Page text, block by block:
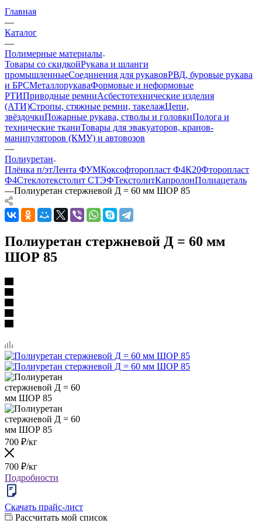
Главная
—
Каталог
—
Полимерные материалы
Товары со скидкойРукава и шланги
промышленныеСоединения для рукавовРВД, буровые рукава
и БРСМеталлорукаваФормовые и неформовые
РТИПриводные ремниАсбестотехнические изделия
(АТИ)Стропы, стяжные ремни, такелажЦепи,
звёздочкиПожарные рукава, стволы и головкиПолога и
технические тканиТовары для эвакуаторов, кранов-
манипуляторов (КМУ) и автовозов
—
Полиуретан
Плёнка п/этЛента ФУМКоксофторопласт Ф4К20Фторопласт
Ф4Стеклотекстолит СТЭФТекстолитКапролонПолиацеталь
—Полиуретан стержневой Д = 60 мм ШОР 85
Полиуретан стержневой Д = 60 мм
ШОР 85
700 ₽/кг
700 ₽/кг
Подробности
Скачать прайс-лист
Рассчитать мой список